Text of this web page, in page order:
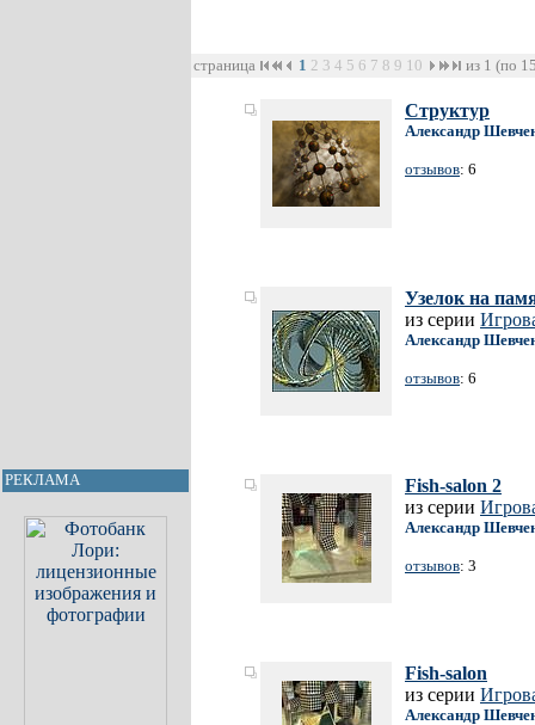
РЕКЛАМА
страница 1 2 3 4 5 6 7 8 9 10 из 1 (по
Структур
Александр
отзывов: 6
Узелок на
из серии
Александр
отзывов: 6
Fish-salon 2
из серии
Александр
отзывов: 3
Fish-salon
из серии
Александр